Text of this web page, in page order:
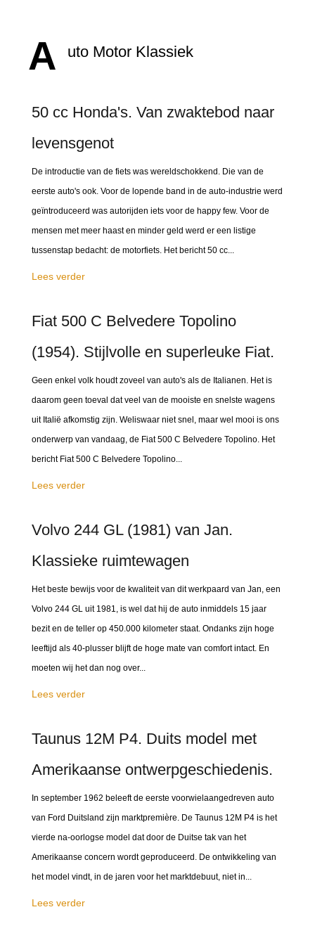
A uto Motor Klassiek
50 cc Honda's. Van zwaktebod naar
levensgenot
De introductie van de fiets was wereldschokkend. Die van de
eerste auto's ook. Voor de lopende band in de auto-industrie werd
geïntroduceerd was autorijden iets voor de happy few. Voor de
mensen met meer haast en minder geld werd er een listige
tussenstap bedacht: de motorfiets. Het bericht 50 cc...
Lees verder
Fiat 500 C Belvedere Topolino
(1954). Stijlvolle en superleuke Fiat.
Geen enkel volk houdt zoveel van auto's als de Italianen. Het is
daarom geen toeval dat veel van de mooiste en snelste wagens
uit Italië afkomstig zijn. Weliswaar niet snel, maar wel mooi is ons
onderwerp van vandaag, de Fiat 500 C Belvedere Topolino. Het
bericht Fiat 500 C Belvedere Topolino...
Lees verder
Volvo 244 GL (1981) van Jan.
Klassieke ruimtewagen
Het beste bewijs voor de kwaliteit van dit werkpaard van Jan, een
Volvo 244 GL uit 1981, is wel dat hij de auto inmiddels 15 jaar
bezit en de teller op 450.000 kilometer staat. Ondanks zijn hoge
leeftijd als 40-plusser blijft de hoge mate van comfort intact. En
moeten wij het dan nog over...
Lees verder
Taunus 12M P4. Duits model met
Amerikaanse ontwerpgeschiedenis.
In september 1962 beleeft de eerste voorwielaangedreven auto
van Ford Duitsland zijn marktpremière. De Taunus 12M P4 is het
vierde na-oorlogse model dat door de Duitse tak van het
Amerikaanse concern wordt geproduceerd. De ontwikkeling van
het model vindt, in de jaren voor het marktdebuut, niet in...
Lees verder